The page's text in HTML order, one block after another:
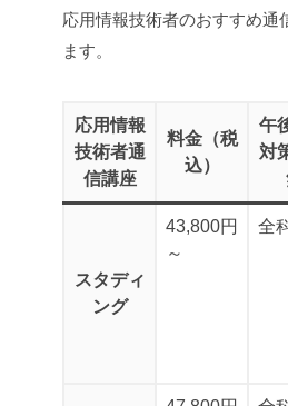
応用情報技術者のおすすめ通
ます。
応用情報
技術者通
信講座
料金（税
込）
午
対
スタディ
ング
43,800円
～
全